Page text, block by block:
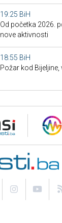
19:25 BiH
Od početka 2026.
nove aktivnosti
18:55 BiH
Požar kod